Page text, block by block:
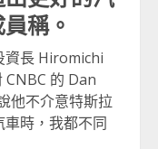
稱。
資長 Hiromichi
的 Dan
他不介意特斯拉
時，我都不同